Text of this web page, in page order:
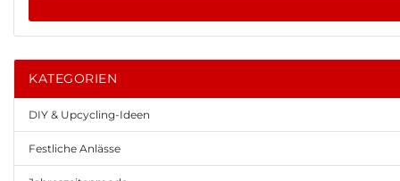
KATEGORIEN
DIY & Upcycling-Ideen
Festliche Anlässe